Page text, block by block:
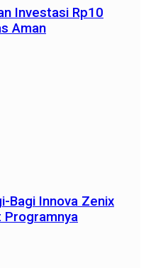
Investasi Rp10
Aman
Bagi Innova Zenix
Programnya